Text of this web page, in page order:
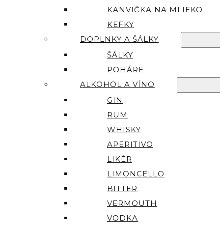
KANVIČKA NA MLIEKO
KEFKY
DOPLNKY A ŠÁLKY
ŠÁLKY
POHÁRE
ALKOHOL A VÍNO
GIN
RUM
WHISKY
APERITIVO
LIKÉR
LIMONCELLO
BITTER
VERMOUTH
VODKA